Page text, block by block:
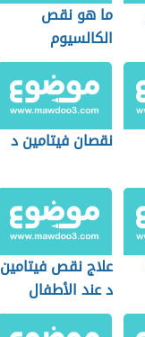
ما هو نقص
الكالسيوم
نقصان فيتامين د
علاج نقص فيتامين
د عند الأطفال